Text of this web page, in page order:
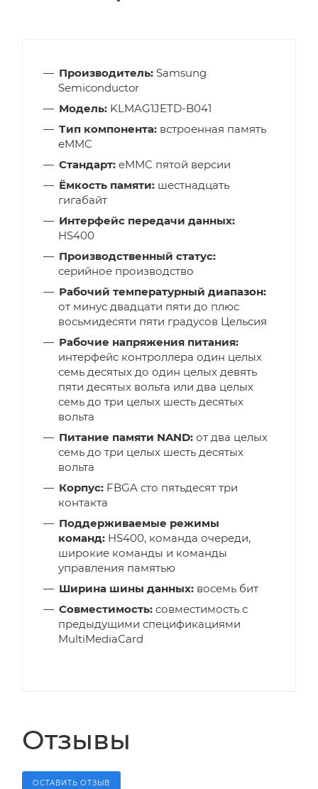
Производитель: Samsung
Semiconductor
Модель: KLMAG1JETD-B041
Тип компонента: встроенная память
eMMC
Стандарт: eMMC пятой версии
Ёмкость памяти: шестнадцать
гигабайт
Интерфейс передачи данных:
HS400
Производственный статус:
серийное производство
Рабочий температурный диапазон:
от минус двадцати пяти до плюс
восьмидесяти пяти градусов Цельсия
Рабочие напряжения питания:
интерфейс контроллера один целых
семь десятых до один целых девять
пяти десятых вольта или два целых
семь до три целых шесть десятых
вольта
Питание памяти NAND: от два целых
семь до три целых шесть десятых
вольта
Корпус: FBGA сто пятьдесят три
контакта
Поддерживаемые режимы
команд: HS400, команда очереди,
широкие команды и команды
управления памятью
Ширина шины данных: восемь бит
Совместимость: совместимость с
предыдущими спецификациями
MultiMediaCard
Отзывы
ОСТАВИТЬ ОТЗЫВ